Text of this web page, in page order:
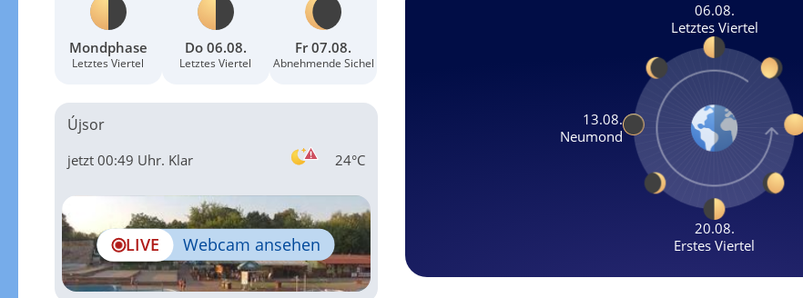
Mondphase
Letztes Viertel
Do 06.08.
Letztes Viertel
Fr 07.08.
Abnehmende Sichel
Újsor
24°C
jetzt 00:49 Uhr. Klar
LIVE Webcam ansehen
06.08.
Letztes Viertel
13.08.
Neumond
20.08.
Erstes Viertel